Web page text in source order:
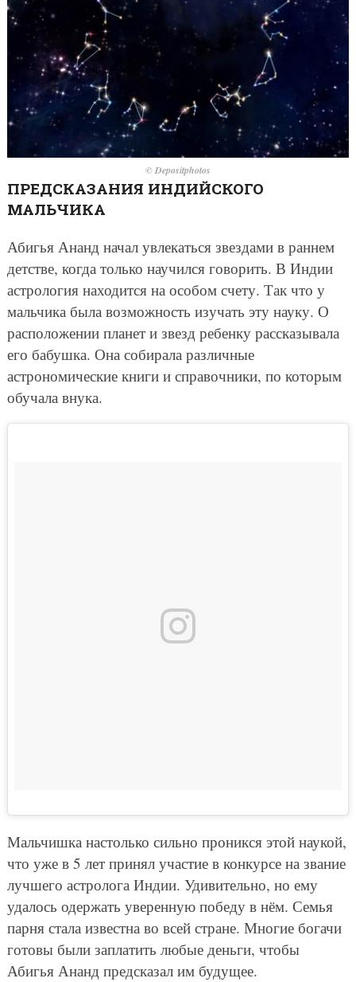
© Depositphotos
ПРЕДСКАЗАНИЯ ИНДИЙСКОГО
МАЛЬЧИКА
Абигья Ананд начал увлекаться звездами в раннем
детстве, когда только научился говорить. В Индии
астрология находится на особом счету. Так что у
мальчика была возможность изучать эту науку. О
расположении планет и звезд ребенку рассказывала
его бабушка. Она собирала различные
астрономические книги и справочники, по которым
обучала внука.
Мальчишка настолько сильно проникся этой наукой,
что уже в 5 лет принял участие в конкурсе на звание
лучшего астролога Индии. Удивительно, но ему
удалось одержать уверенную победу в нём. Семья
парня стала известна во всей стране. Многие богачи
готовы были заплатить любые деньги, чтобы
Абигья Ананд предсказал им будущее.